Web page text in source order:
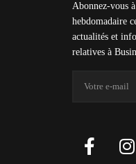
Abonnez-vous
hebdomadaire
actualités et
relatives à